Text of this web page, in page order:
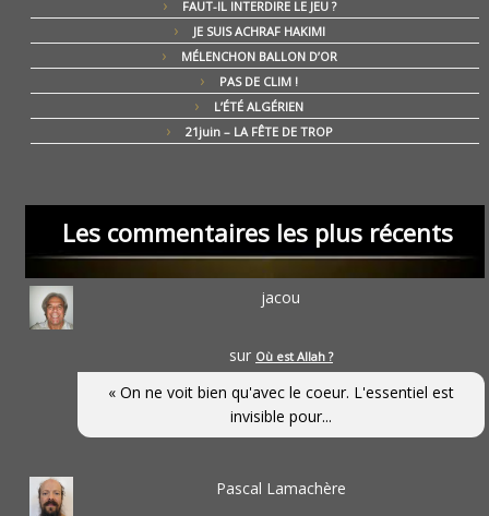
FAUT-IL INTERDIRE LE JEU ?
JE SUIS ACHRAF HAKIMI
MÉLENCHON BALLON D’OR
PAS DE CLIM !
L’ÉTÉ ALGÉRIEN
21juin – LA FÊTE DE TROP
Les commentaires les plus récents
jacou
sur Où est Allah ?
« On ne voit bien qu'avec le coeur. L'essentiel est
invisible pour...
Pascal Lamachère